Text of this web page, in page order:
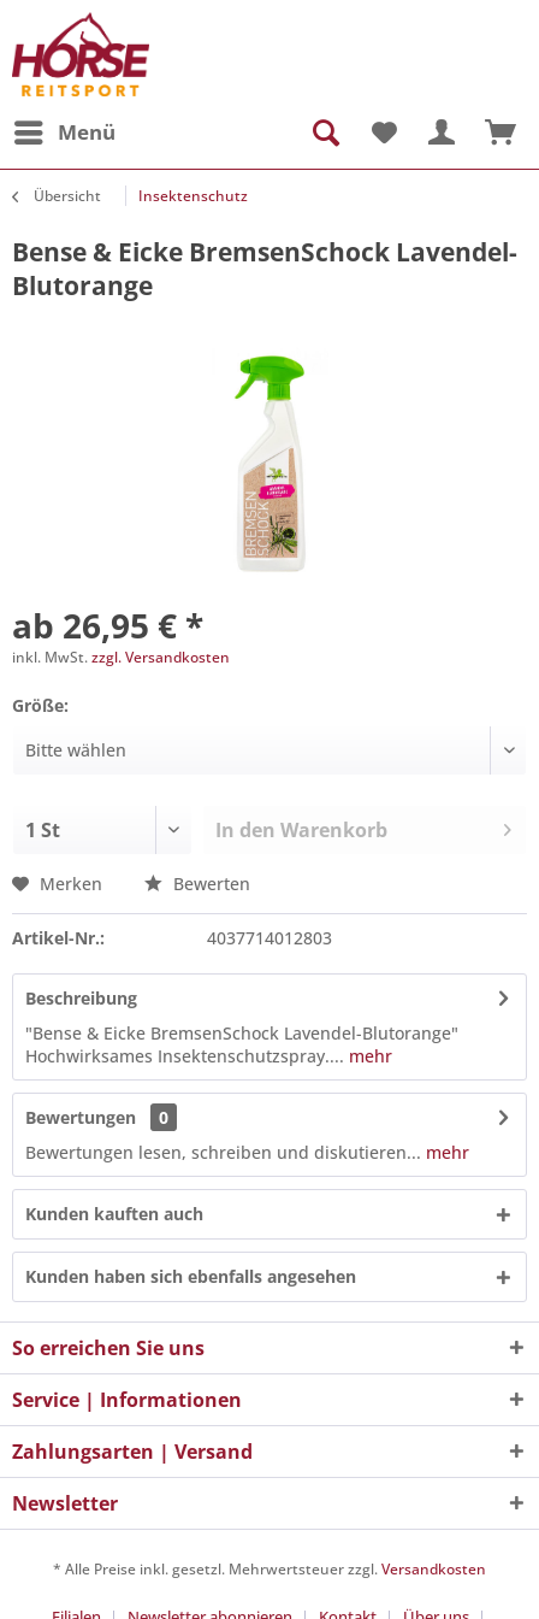
Menü
Übersicht Insektenschutz
Bense & Eicke BremsenSchock Lavendel-
Blutorange
ab 26,95 € *
inkl. MwSt.zzgl. Versandkosten
Größe:
In den Warenkorb
Merken Bewerten
Artikel-Nr.: 4037714012803
Beschreibung
"Bense & Eicke BremsenSchock Lavendel-Blutorange"
Hochwirksames Insektenschutzspray.... mehr
Bewertungen
0
Bewertungen lesen, schreiben und diskutieren... mehr
Kunden kauften auch
Kunden haben sich ebenfalls angesehen
So erreichen Sie uns
Service | Informationen
Zahlungsarten | Versand
Newsletter
* Alle Preise inkl. gesetzl. Mehrwertsteuer zzgl.Versandkosten